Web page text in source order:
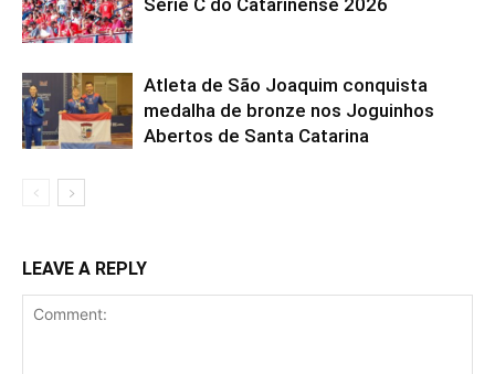
Série C do Catarinense 2026
Atleta de São Joaquim conquista
medalha de bronze nos Joguinhos
Abertos de Santa Catarina
LEAVE A REPLY